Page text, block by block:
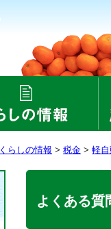
くらしの情報 > 税金 > 軽
よくある質